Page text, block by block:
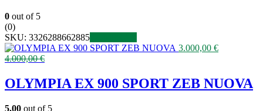
0 out of 5
(0)
SKU: 3326288662885
3.000,00 €
4.000,00€
OLYMPIA EX 900 SPORT ZEB NUOVA
5.00 out of 5